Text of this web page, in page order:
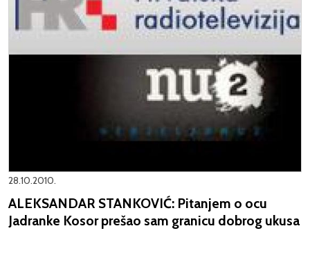
28.10.2010.
ALEKSANDAR STANKOVIĆ: Pitanjem o ocu
Jadranke Kosor prešao sam granicu dobrog ukusa